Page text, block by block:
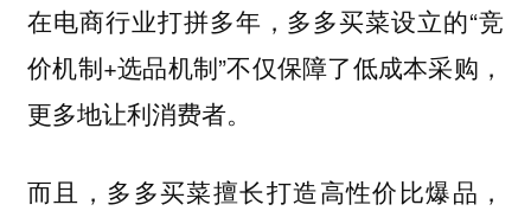
在电商行业打拼多年，多多买菜设立的“竞
价机制+选品机制”不仅保障了低成本采购，
更多地让利消费者。
而且，多多买菜擅长打造高性价比爆品，